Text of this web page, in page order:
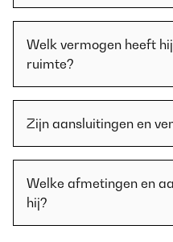
Welk vermogen heeft
ruimte?
Zijn aansluitingen en
Welke afmetingen en
hij?